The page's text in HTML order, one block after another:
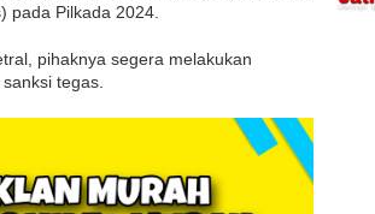
pada Pilkada 2024.
pihaknya segera melakukan
tegas.